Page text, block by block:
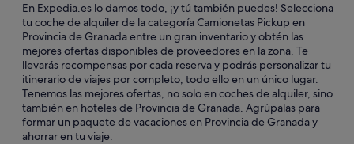
En Expedia.es lo damos todo, ¡y tú también puedes! Selecciona
tu coche de alquiler de la categoría Camionetas Pickup en
Provincia de Granada entre un gran inventario y obtén las
mejores ofertas disponibles de proveedores en la zona. Te
llevarás recompensas por cada reserva y podrás personalizar tu
itinerario de viajes por completo, todo ello en un único lugar.
Tenemos las mejores ofertas, no solo en coches de alquiler, sino
también en hoteles de Provincia de Granada. Agrúpalas para
formar un paquete de vacaciones en Provincia de Granada y
ahorrar en tu viaje.